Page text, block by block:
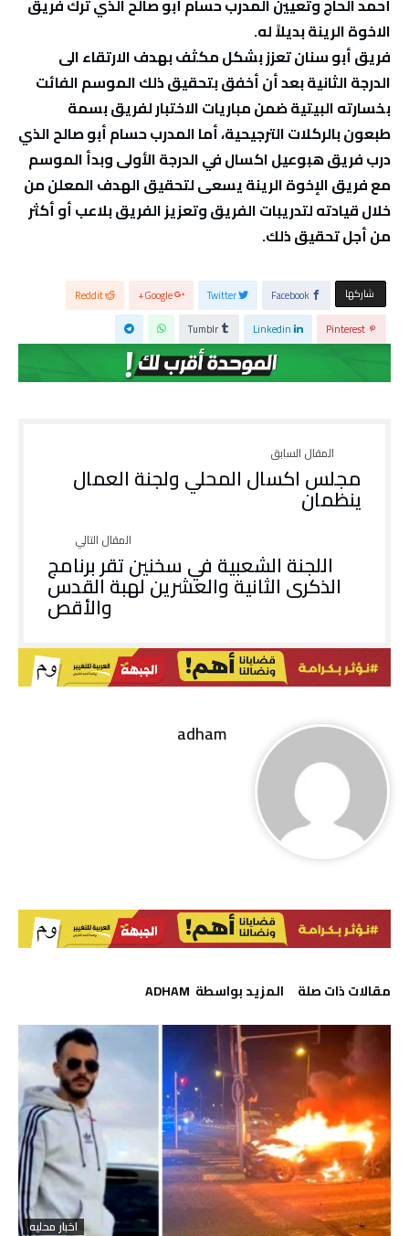
أحمد الحاج وتعيين المدرب حسام أبو صالح الذي ترك فريق
الاخوة الرينة بديلاً له.
فريق أبو سنان تعزز بشكل مكثف بهدف الارتقاء الى
الدرجة الثانية بعد أن أخفق بتحقيق ذلك الموسم الفائت
بخسارته البيتية ضمن مباريات الاختبار لفريق بسمة
طبعون بالركلات الترجيحية، أما المدرب حسام أبو صالح الذي
درب فريق هبوعيل اكسال في الدرجة الأولى وبدأ الموسم
مع فريق الإخوة الرينة يسعى لتحقيق الهدف المعلن من
خلال قيادته لتدريبات الفريق وتعزيز الفريق بلاعب أو أكثر
من أجل تحقيق ذلك.
‫‫ شاركها‬ Facebook
Twitter
Google+
Reddit
Pinterest
Linkedin
Tumblr
مجلس اكسال المحلي ولجنة العمال
ينظمان
اللجنة الشعبية في سخنين تقر برنامج
الذكرى الثانية والعشرين لهبة القدس
والأقص
adham
‫مقالات ذات صلة‬ ‫‫المزيد بواسطة‬ ‬ ADHAM
اخبار محليه